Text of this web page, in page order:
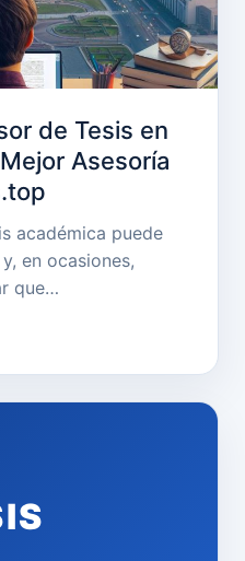
de Tesis en
Asesoría
académica puede
en ocasiones,
que…